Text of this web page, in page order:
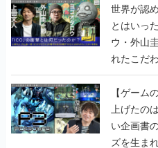
世界が認
とはいっ
ウ・外山
れたこだ
画書】
【ゲーム
上げたの
い企画書
ズを生ま